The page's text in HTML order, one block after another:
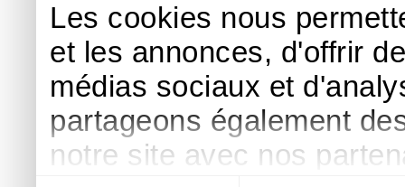
Les cookies nous
et les annonces, d'offrir
médias sociaux et
partageons également
notre site avec nos